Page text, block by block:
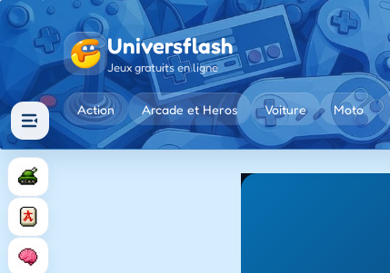
Universflash
Jeux gratuits en ligne
Action Arcade et Heros Voiture Moto